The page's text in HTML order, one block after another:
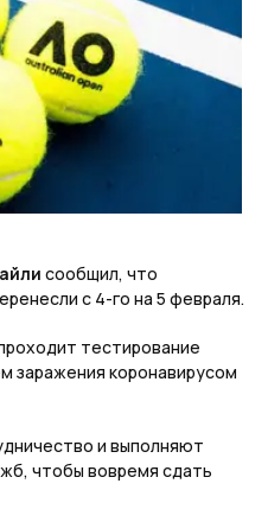
сообщил, что
с 4-го на 5 февраля.
тестирование
заражения коронавирусом
и выполняют
чтобы вовремя сдать